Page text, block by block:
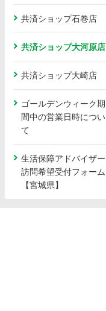
共済ショップ石巻店
共済ショップ大河原店
共済ショップ大崎店
ゴールデンウィーク期
間中の営業日時につい
て
生活保障アドバイザー
訪問希望受付フォーム
【宮城県】